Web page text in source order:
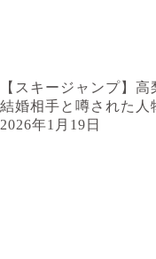
【スキージャンプ】
結婚相手と噂された人
2026年1月19日